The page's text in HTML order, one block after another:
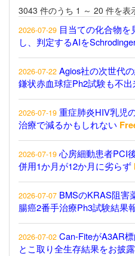
3043 件のうち 1 ～ 20 件を表
2026-07-29 目当ての化合物
し、判定するAIを
2026-07-22 Agios社の次世代
鎌状赤血球症Ph2試験も不出
2026-07-19 重症肺炎HIV乳児
治療で減るかもしれない
2026-07-19 心房細動患者PCI
併用1か月が12か月に劣らず
2026-07-07 BMSのKRAS阻害
腸癌2番手治療Ph3試験結果
2026-07-02 Can-FiteがA3AR
とこ取り全生存結果をお披